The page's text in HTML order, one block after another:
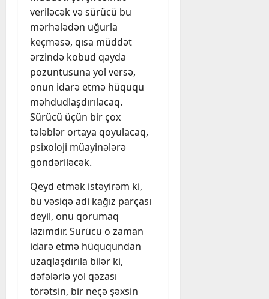
veriləcək və sürücü bu
mərhələdən uğurla
keçməsə, qısa müddət
ərzində kobud qayda
pozuntusuna yol versə,
onun idarə etmə hüququ
məhdudlaşdırılacaq.
Sürücü üçün bir çox
tələblər ortaya qoyulacaq,
psixoloji müayinələrə
göndəriləcək.
Qeyd etmək istəyirəm ki,
bu vəsiqə adi kağız parçası
deyil, onu qorumaq
lazımdır. Sürücü o zaman
idarə etmə hüququndan
uzaqlaşdırıla bilər ki,
dəfələrlə yol qəzası
törətsin, bir neçə şəxsin